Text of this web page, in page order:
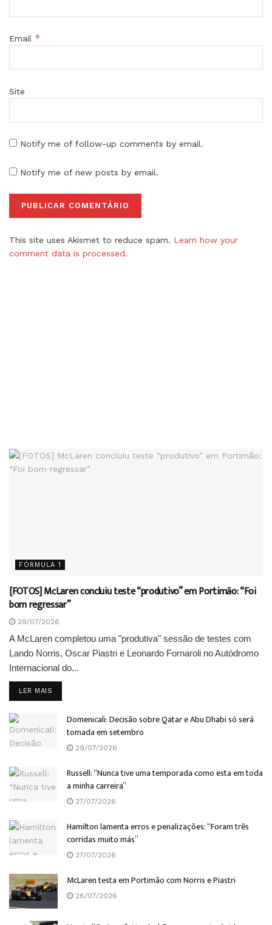
Email *
Site
Notify me of follow-up comments by email.
Notify me of new posts by email.
This site uses Akismet to reduce spam. Learn how your
comment data is processed.
FÓRMULA 1
[FOTOS] McLaren concluiu teste “produtivo” em Portimão: “Foi
bom regressar”
29/07/2026
A McLaren completou uma "produtiva" sessão de testes com
Lando Norris, Oscar Piastri e Leonardo Fornaroli no Autódromo
Internacional do...
LER MAIS
Domenicali: Decisão sobre Qatar e Abu Dhabi só será
tomada em setembro
29/07/2026
Russell: “Nunca tive uma temporada como esta em toda
a minha carreira”
27/07/2026
Hamilton lamenta erros e penalizações: “Foram três
corridas muito más”
27/07/2026
McLaren testa em Portimão com Norris e Piastri
26/07/2026